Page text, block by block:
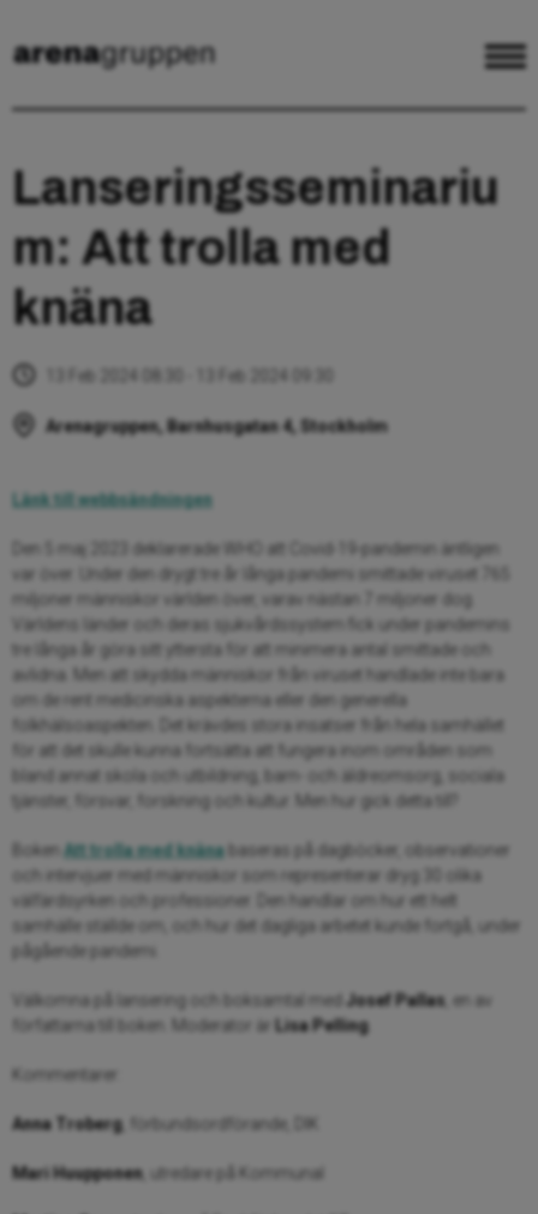
Lanseringsseminariu
m: Att trolla med
knäna
13 Feb 2024 08:30 - 13 Feb 2024 09:30
Arenagruppen, Barnhusgatan 4, Stockholm
Länk till webbsändningen
Den 5 maj 2023 deklarerade WHO att Covid-19-pandemin äntligen
var över. Under den drygt tre år långa pandemi smittade viruset 765
miljoner människor världen över, varav nästan 7 miljoner dog.
Världens länder och deras sjukvårdssystem fick under pandemins
tre långa år göra sitt yttersta för att minimera antal smittade och
avlidna. Men att skydda människor från viruset handlade inte bara
om de rent medicinska aspekterna eller den generella
folkhälsoaspekten. Det krävdes stora insatser från hela samhället
för att det skulle kunna fortsätta att fungera inom områden som
bland annat skola och utbildning, barn- och äldreomsorg, sociala
tjänster, försvar, forskning och kultur. Men hur gick detta till?
Boken Att trolla med knäna baseras på dagböcker, observationer
och intervjuer med människor som representerar dryg 30 olika
välfärdsyrken och professioner. Den handlar om hur ett helt
samhälle ställde om, och hur det dagliga arbetet kunde fortgå, under
pågående pandemi.
Välkomna på lansering och boksamtal med Josef Pallas , en av
författarna till boken. Moderator är Lisa Pelling
Kommentarer:
Anna Troberg, förbundsordförande, DIK
Mari Huupponen , utredare på Kommunal